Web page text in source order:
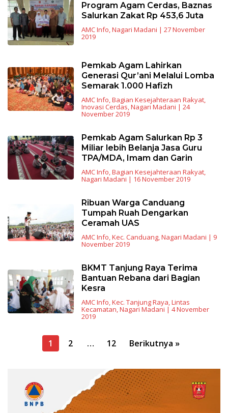
Program Agam Cerdas, Baznas
Salurkan Zakat Rp 453,6 Juta
AMC Info,Nagari Madani | 27 November
2019
Pemkab Agam Lahirkan
Generasi Qur’ani Melalui Lomba
Semarak 1.000 Hafizh
AMC Info,Bagian Kesejahteraan Rakyat,
Inovasi Cerdas,Nagari Madani | 24
November 2019
Pemkab Agam Salurkan Rp 3
Miliar lebih Belanja Jasa Guru
TPA/MDA, Imam dan Garin
AMC Info,Bagian Kesejahteraan Rakyat,
Nagari Madani | 16 November 2019
Ribuan Warga Canduang
Tumpah Ruah Dengarkan
Ceramah UAS
AMC Info,Kec. Canduang,Nagari Madani | 9
November 2019
BKMT Tanjung Raya Terima
Bantuan Rebana dari Bagian
Kesra
AMC Info,Kec. Tanjung Raya,Lintas
Kecamatan,Nagari Madani | 4 November
2019
Navigasi
1 2 … 12 Berikutnya »